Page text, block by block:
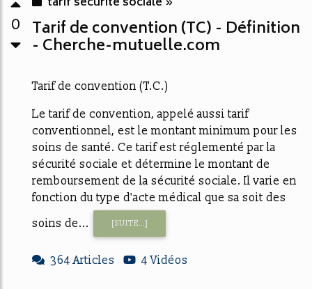
0 Tarif de convention (TC) - Définition
- Cherche-mutuelle.com
Tarif de convention (T.C.)
Le tarif de convention, appelé aussi tarif
conventionnel, est le montant minimum pour les
soins de santé. Ce tarif est réglementé par la
sécurité sociale et détermine le montant de
remboursement de la sécurité sociale. Il varie en
fonction du type d'acte médical que sa soit des
soins de...
[SUITE...]
364 Articles 4 Vidéos